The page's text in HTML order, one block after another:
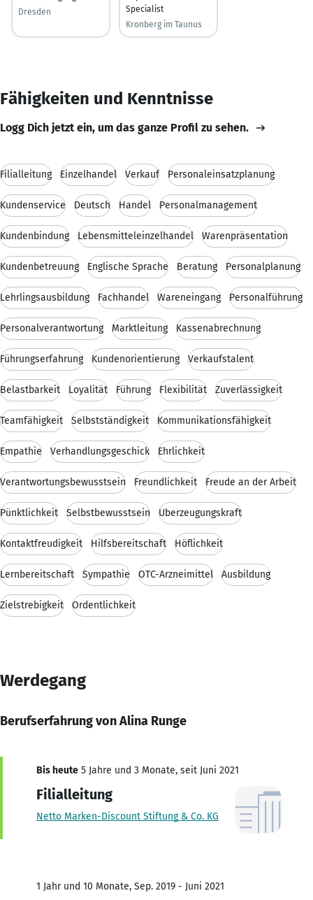
Dresden
Specialist
Kronberg im Taunus
Fähigkeiten und Kenntnisse
Logg Dich jetzt ein, um das ganze Profil zu sehen.
Filialleitung Einzelhandel Verkauf Personaleinsatzplanung
Kundenservice Deutsch Handel Personalmanagement
Kundenbindung Lebensmitteleinzelhandel Warenpräsentation
Kundenbetreuung Englische Sprache Beratung Personalplanung
Lehrlingsausbildung Fachhandel Wareneingang Personalführung
Personalverantwortung Marktleitung Kassenabrechnung
Führungserfahrung Kundenorientierung Verkaufstalent
Belastbarkeit Loyalität Führung Flexibilität Zuverlässigkeit
Teamfähigkeit Selbstständigkeit Kommunikationsfähigkeit
Empathie Verhandlungsgeschick Ehrlichkeit
Verantwortungsbewusstsein Freundlichkeit Freude an der Arbeit
Pünktlichkeit Selbstbewusstsein Überzeugungskraft
Kontaktfreudigkeit Hilfsbereitschaft Höflichkeit
Lernbereitschaft Sympathie OTC-Arzneimittel Ausbildung
Zielstrebigkeit Ordentlichkeit
Werdegang
Berufserfahrung von Alina Runge
Bis heute 5 Jahre und 3 Monate, seit Juni 2021
Filialleitung
Netto Marken-Discount Stiftung & Co. KG
1 Jahr und 10 Monate, Sep. 2019 - Juni 2021